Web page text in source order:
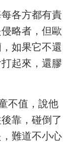
各方都有責
略者，但歐
如果它不還
起來，還膠
不值，說他
靠，碰倒了
難道不小心